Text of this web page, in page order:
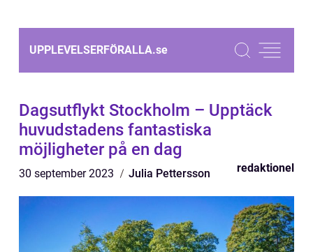
UPPLEVELSERFÖRALLA.se
Dagsutflykt Stockholm – Upptäck
huvudstadens fantastiska
möjligheter på en dag
30 september 2023 Julia Pettersson redaktionel